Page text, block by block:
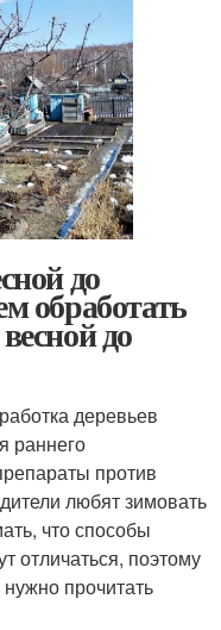
до
обработать
до
деревьев
раннего
против
любят зимовать
что способы
отличаться, поэтому
прочитать